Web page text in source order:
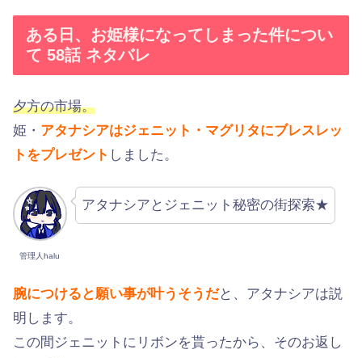
ある日、お姫様になってしまった件につい
て 58話 ネタバレ
夕方の市場。
姫・ アタナシアはジェニット・マグリタにブレスレッ
トをプレゼント しました。
管理人halu
アタナシアとジェニット秘密の街探索★
腕につけると願い事が叶うそうだと、アタナシアは説
明します。
この間ジェニットにリボンを貰ったから、そのお返し